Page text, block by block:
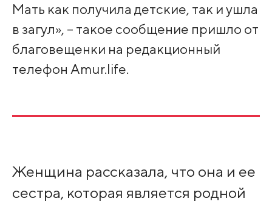
Мать как получила детские, так и ушла
в загул», – такое сообщение пришло от
благовещенки на редакционный
телефон Amur.life.
Женщина рассказала, что она и ее
сестра, которая является родной